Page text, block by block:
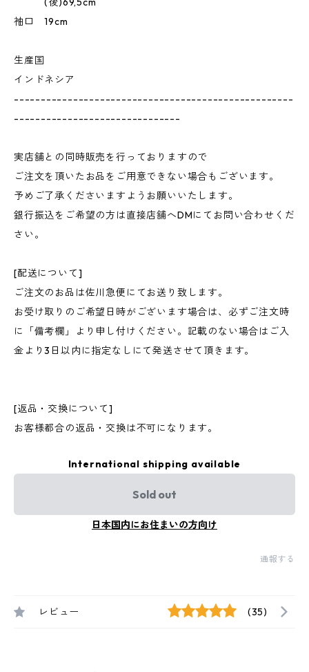
袖口 19cm
生産国
インドネシア
----------------------------------------------------
-------------------------------
実店舗との同時販売を行っておりますので
ご注文を頂いたお品をご用意できない場合もございます。
予めご了承くださいますようお願いいたします。
銀行振込をご希望の方は直接店舗へDMにてお問い合わせくだ
さい。
[配送について]
ご注文のお品は佐川急便にてお送り致します。
お受け取りのご希望日時がございます場合は、必ずご注文時
に「備考欄」より申し付けください。記載のない場合はご入
金より3日以内に指定なしにて発送させて頂きます。
[返品・交換について]
お客様都合の返品・交換は不可になります。
International shipping available
Sold out
日本国内にお住まいの方向け
通報する
レビュー (35)